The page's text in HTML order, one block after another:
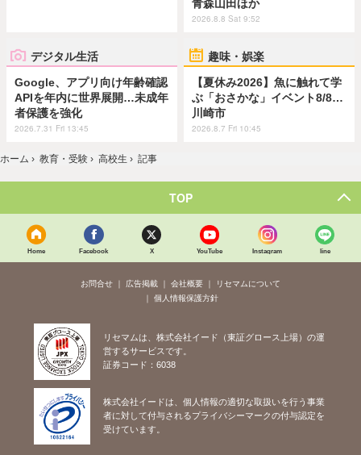
青森山田ほか
2026.8.8 Sat 9:52
デジタル生活
Google、アプリ向け年齢確認
APIを年内に世界展開…未成年
者保護を強化
2026.7.31 Fri 13:45
趣味・娯楽
【夏休み2026】魚に触れて学
ぶ「おさかな」イベント8/8…
川崎市
2026.8.7 Fri 10:45
ホーム › 教育・受験 › 高校生 › 記事
TOP
Home Facebook X YouTube Instagram line
お問合せ 広告掲載 会社概要
リセマムについて
個人情報保護方針
リセマムは、株式会社イード（東証グロース上場）の運
営するサービスです。
証券コード：6038
株式会社イードは、個人情報の適切な取扱いを行う事業
者に対して付与されるプライバシーマークの付与認定を
受けています。